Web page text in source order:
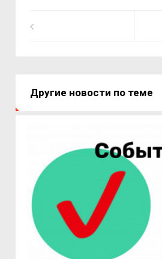
Другие новости по теме